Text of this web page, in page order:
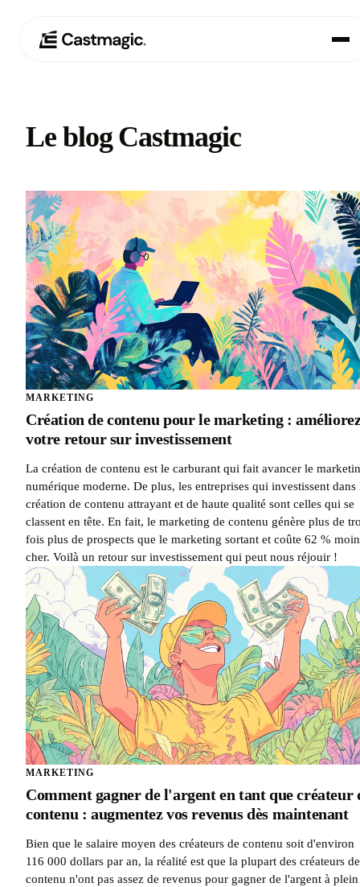
Cas d'utilisation
03 Tarification
04 À propos de nous
Le blog Castmagic
MARKETING
Création de contenu pour le marketing :
votre retour sur investissement
La création de contenu est le carburant qui fait avancer le
numérique moderne. De plus, les entreprises qui investissent dans
création de contenu attrayant et de haute qualité sont celles qui se
classent en tête. En fait, le marketing de contenu génère plus de
fois plus de prospects que le marketing sortant et coûte 62 %
cher. Voilà un retour sur investissement qui peut nous réjouir !
MARKETING
Comment gagner de l'argent en tant que créateur
contenu : augmentez vos revenus dès maintenant
Bien que le salaire moyen des créateurs de contenu soit d'environ
116 000 dollars par an, la réalité est que la plupart des créateurs de
contenu n'ont pas assez de revenus pour gagner de l'argent à plein